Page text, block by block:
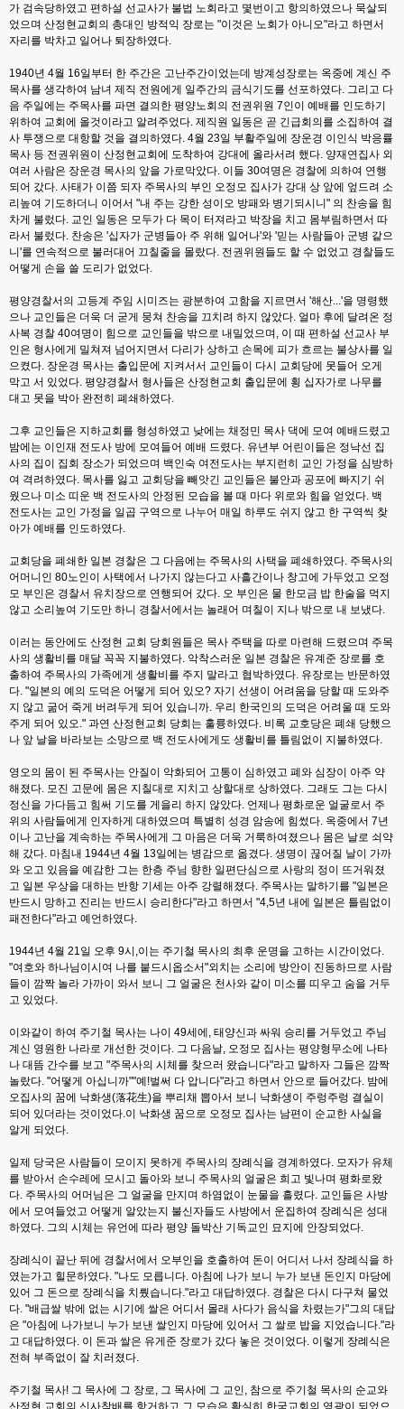
가 검속당하였고 편하설 선교사가 불법 노회라고 몇번이고 항의하였으나 묵살되
었으며 산정현교회의 총대인 방적익 장로는 "이것은 노회가 아니오"라고 하면서
자리를 박차고 일어나 퇴장하였다.
1940년 4월 16일부터 한 주간은 고난주간이었는데 방계성장로는 옥중에 계신 주
목사를 생각하여 남녀 제직 전원에게 일주간의 금식기도를 선포하였다. 그리고 다
음 주일에는 주목사를 파면 결의한 평양노회의 전권위원 7인이 예배를 인도하기
위하여 교회에 올것이라고 알려주었다. 제직원 일동은 곧 긴급회의를 소집하여 결
사 투쟁으로 대항할 것을 결의하였다. 4월 23일 부활주일에 장운경 이인식 박응률
목사 등 전권위원이 산정현교회에 도착하여 강대에 올라서려 했다. 양재연집사 외
여러 사람은 장운경 목사의 앞을 가로막았다. 이들 30여명은 경찰에 의하여 연행
되어 갔다. 사태가 이쯤 되자 주목사의 부인 오정모 집사가 강대 상 앞에 엎드려 소
리높여 기도하더니 이어서 "내 주는 강한 성이오 방패와 병기되시니" 의 찬송을 힘
차게 불렀다. 교인 일동은 모두가 다 목이 터져라고 박장을 치고 몸부림하면서 따
라서 불렀다. 찬송은 '십자가 군병들아 주 위해 일어나'와 '믿는 사람들아 군병 같으
니'를 연속적으로 불러대어 끄칠줄을 몰랐다. 전권위원들도 할 수 없었고 경찰들도
어떻게 손을 쓸 도리가 없었다.
평양경찰서의 고등계 주임 시미즈는 광분하여 고함을 지르면서 '해산...'을 명령했
으나 교인들은 더욱 더 굳게 뭉쳐 찬송을 끄치려 하지 않았다. 얼마 후에 달려온 정
사복 경찰 40여명이 힘으로 교인들을 밖으로 내밀었으며, 이 때 편하설 선교사 부
인은 형사에게 밀쳐져 넘어지면서 다리가 상하고 손목에 피가 흐르는 불상사를 일
으켰다. 장운경 목사는 출입문에 지켜서서 교인들이 다시 교회당에 못들어 오게
막고 서 있었다. 평양경찰서 형사들은 산정현교회 출입문에 횡 십자가로 나무를
대고 못을 박아 완전히 폐쇄하였다.
그후 교인들은 지하교회를 형성하였고 낮에는 채정민 목사 댁에 모여 예배드렸고
밤에는 이인재 전도사 방에 모여들어 예배 드렸다. 유년부 어린이들은 정낙선 집
사의 집이 집회 장소가 되었으며 백인숙 여전도사는 부지런히 교인 가정을 심방하
여 격려하였다. 목사를 잃고 교회당을 빼앗긴 교인들은 불안과 공포에 빠지기 쉬
웠으나 미소 띠운 백 전도사의 안정된 모습을 볼 때 마다 위로와 힘을 얻었다. 백
전도사는 교인 가정을 일곱 구역으로 나누어 매일 하루도 쉬지 않고 한 구역씩 찾
아가 예배를 인도하였다.
교회당을 폐쇄한 일본 경찰은 그 다음에는 주목사의 사택을 폐쇄하였다. 주목사의
어머니인 80노인이 사택에서 나가지 않는다고 사흘간이나 창고에 가두었고 오정
모 부인은 경찰서 유치장으로 연행되어 갔다. 오 부인은 물 한모금 밥 한술을 먹지
않고 소리높여 기도만 하니 경찰서에서는 놀래어 며칠이 지나 밖으로 내 보냈다.
이러는 동안에도 산정현 교회 당회원들은 목사 주택을 따로 마련해 드렸으며 주목
사의 생활비를 매달 꼭꼭 지불하였다. 악착스러운 일본 경찰은 유계준 장로를 호
출하여 주목사의 가족에게 생활비를 주지 말라고 협박하였다. 유장로는 반문하였
다. "일본의 예의 도덕은 어떻게 되어 있오? 자기 선생이 어려움을 당할 때 도와주
지 않고 굶어 죽게 버려두게 되어 있습니까. 우리 한국인의 도덕은 어려울 때 도와
주게 되어 있오." 과연 산정현교회 당회는 훌륭하였다. 비록 교호당은 폐쇄 당했으
나 앞 날을 바라보는 소망으로 백 전도사에게도 생활비를 틀림없이 지불하였다.
영오의 몸이 된 주목사는 안질이 악화되어 고통이 심하였고 폐와 심장이 아주 약
해졌다. 모진 고문에 몸은 지칠대로 지치고 상할대로 상하였다. 그래도 그는 다시
정신을 가다듬고 힘써 기도를 게을리 하지 않았다. 언제나 평화로운 얼굴로서 주
위의 사람들에게 인자하게 대하였으며 특별히 성경 암송에 힘썼다. 옥중에서 7년
이나 고난을 계속하는 주목사에게 그 마음은 더욱 거룩하여졌으나 몸은 날로 쇠약
해 갔다. 마침내 1944년 4월 13일에는 병감으로 옮겼다. 생명이 끊어질 날이 가까
와 오고 있음을 예감한 그는 한층 주님 향한 일편단심으로 사랑의 정이 뜨거워졌
고 일본 우상을 대하는 반항 기세는 아주 강렬해졌다. 주목사는 말하기를 "일본은
반드시 망하고 진리는 반드시 승리한다"라고 하면서 "4,5년 내에 일본은 틀림없이
패전한다"라고 예언하였다.
1944년 4월 21일 오후 9시,이는 주기철 목사의 최후 운명을 고하는 시간이었다.
"여호와 하나님이시여 나를 붙드시옵소서"외치는 소리에 방안이 진동하므로 사람
들이 깜짝 놀라 가까이 와서 보니 그 얼굴은 천사와 같이 미소를 띠우고 숨을 거두
고 있었다.
이와같이 하여 주기철 목사는 나이 49세에, 태양신과 싸워 승리를 거두었고 주님
계신 영원한 나라로 개선한 것이다. 그 다음날, 오정모 집사는 평양형무소에 나타
나 대뜸 간수를 보고 "주목사의 시체를 찾으러 왔습니다"라고 말하자 그들은 깜짝
놀랐다. "어떻게 아십니까""예!벌써 다 압니다"라고 하면서 안으로 들어갔다. 밤에
오집사의 꿈에 낙화생(落花生)을 뿌리채 뽑아서 보니 낙화생이 주렁주렁 결실이
되어 있더라는 것이었다.이 낙화생 꿈으로 오정모 집사는 남편이 순교한 사실을
알게 되었다.
일제 당국은 사람들이 모이지 못하게 주목사의 장례식을 경계하였다. 모자가 유체
를 받아서 손수레에 모시고 돌아와 보니 주목사의 얼굴은 희고 빛나며 평화로왔
다. 주목사의 어머님은 그 얼굴을 만지며 하염없이 눈물을 흘렸다. 교인들은 사방
에서 모여들었고 어떻게 알았는지 불신자들도 사방에서 운집하여 장례식은 성대
하였다. 그의 시체는 유언에 따라 평양 돌박산 기독교인 묘지에 안장되었다.
장례식이 끝난 뒤에 경찰서에서 오부인을 호출하여 돈이 어디서 나서 장례식을 하
였는가고 힐문하였다. "나도 모릅니다. 아침에 나가 보니 누가 보낸 돈인지 마당에
있어 그 돈으로 장례식을 치뤘습니다."라고 대답하였다. 경찰은 다시 다구쳐 물었
다. "배급쌀 밖에 없는 시기에 쌀은 어디서 몰래 사다가 음식을 차렸는가"그의 대답
은 "아침에 나가보니 누가 보낸 쌀인지 마당에 있어서 그 쌀로 밥을 지었습니다."라
고 대답하였다. 이 돈과 쌀은 유게준 장로가 갔다 놓은 것이었다. 이렇게 장례식은
전혀 부족없이 잘 치러졌다.
주기철 목사! 그 목사에 그 장로, 그 목사에 그 교인, 참으로 주기철 목사의 순교와
산정현 교회의 신사참배를 항거하고 그 모습은 확실히 한국교회의 영광이 되었으